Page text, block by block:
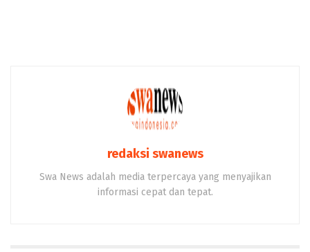
redaksi swanews
Swa News adalah media terpercaya yang menyajikan
informasi cepat dan tepat.